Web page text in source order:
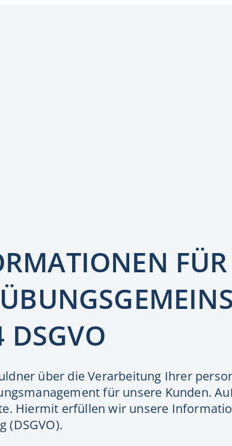
DSGVO
über die Verarbeitung Ihrer
für unsere Kunden.
Hiermit erfüllen wir unsere
(DSGVO).